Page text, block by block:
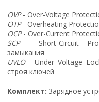
OVP- Over-Voltage
OTP- Overheating
OCP- Over-Current
SCP- Short-Circuit
замыкания
UVLO- Under Voltage
строя ключей
Комплект: Зарядное